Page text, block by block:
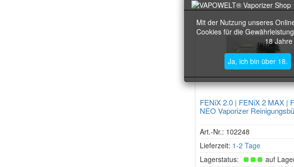
Mit der Nutzung unseres
Cookies für die
18
Ja, ich bin über 18.
FENiX 2.0 | FENiX 2 MAX |
NEO Vaporizer
Art.-Nr.: 102248
Lieferzeit: 1-2 Tage
Lagerstatus:
auf